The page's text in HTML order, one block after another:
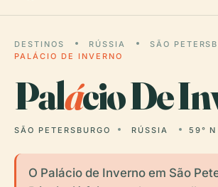
DESTINOS RÚSSIA
SÃO
PALÁCIO DE INVERNO
Palácio De
SÃO PETERSBURGO RÚSSIA 59° N
O Palácio de Inverno em São